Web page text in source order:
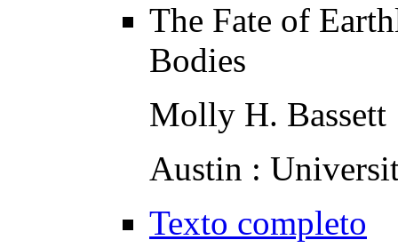
The Fate of
Bodies
Molly H. Bassett
Austin :
Texto completo